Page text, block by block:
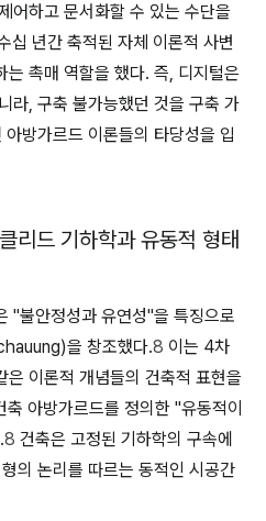
어하고 문서화할 수 있는 수단을
십 년간 축적된 자체 이론적 사변
촉매 역할을 했다. 즉, 디지털은
라, 구축 불가능했던 것을 구축 가
방가르드 이론들의 타당성을 입
리드 기하학과 유동적 형태
"불안정성과 유연성"을 특징으로
을 창조했다.8 이는 4차
이론적 개념들의 건축적 표현을
아방가르드를 정의한 "유동적이
8 건축은 고정된 기하학의 구속에
의 논리를 따르는 동적인 시공간